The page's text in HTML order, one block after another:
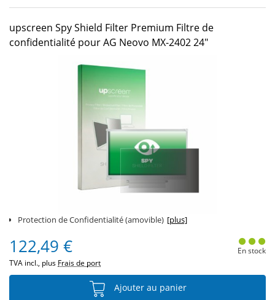
upscreen Spy Shield Filter Premium Filtre de
confidentialité pour AG Neovo MX-2402 24"
Protection de Confidentialité (amovible) [plus]
122,49 €
TVA incl., plus Frais de port
En stock
Ajouter au panier